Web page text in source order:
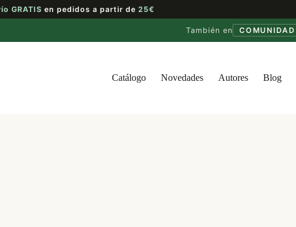
GRATIS en pedidos a partir de 25€
También en COMUNIDAD
Catálogo
Novedades Autores Blog